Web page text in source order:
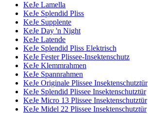
KeJe Lamella
KeJe Splendid Pliss
KeJe Supplente
KeJe Day 'n Night
KeJe Latende
KeJe Splendid Pliss Elektrisch
KeJe Fester Plissee-Insektenschutz
KeJe Klemmrahmen
KeJe Spannrahmen
KeJe Originale Plissee Insektenschutztür
KeJe Splendid Plissee Insektenschutztür
KeJe Micro 13 Plissee Insektenschutztür
KeJe Midel 22 Plissee Insektenschutztür